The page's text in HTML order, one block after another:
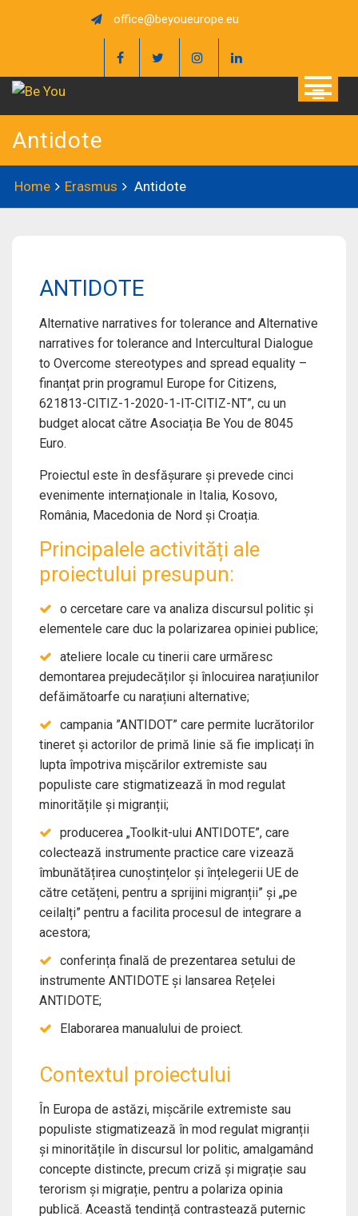
office@beyoueurope.eu
Antidote
Home Erasmus Antidote
ANTIDOTE
Alternative narratives for tolerance and Alternative
narratives for tolerance and Intercultural Dialogue
to Overcome stereotypes and spread equality –
finanțat prin programul Europe for Citizens,
621813-CITIZ-1-2020-1-IT-CITIZ-NT”, cu un
budget alocat către Asociația Be You de 8045
Euro.
Proiectul este în desfășurare și prevede cinci
evenimente internaționale in Italia, Kosovo,
România, Macedonia de Nord și Croația.
Principalele activități ale
proiectului presupun:
o cercetare care va analiza discursul politic și
elementele care duc la polarizarea opiniei publice;
ateliere locale cu tinerii care urmăresc
demontarea prejudecăților și înlocuirea narațiunilor
defăimătoarfe cu narațiuni alternative;
campania ”ANTIDOT” care permite lucrătorilor
tineret și actorilor de primă linie să fie implicați în
lupta împotriva mișcărilor extremiste sau
populiste care stigmatizează în mod regulat
minoritățile și migranții;
producerea „Toolkit-ului ANTIDOTE”, care
colectează instrumente practice care vizează
îmbunătățirea cunoștințelor și înțelegerii UE de
către cetățeni, pentru a sprijini migranții” și „pe
ceilalți” pentru a facilita procesul de integrare a
acestora;
conferința finală de prezentarea setului de
instrumente ANTIDOTE și lansarea Rețelei
ANTIDOTE;
Elaborarea manualului de proiect.
Contextul proiectului
În Europa de astăzi, mișcările extremiste sau
populiste stigmatizează în mod regulat migranții
și minoritățile în discursul lor politic, amalgamând
concepte distincte, precum criză și migrație sau
terorism și migrație, pentru a polariza opinia
publică. Această tendință contrastează puternic